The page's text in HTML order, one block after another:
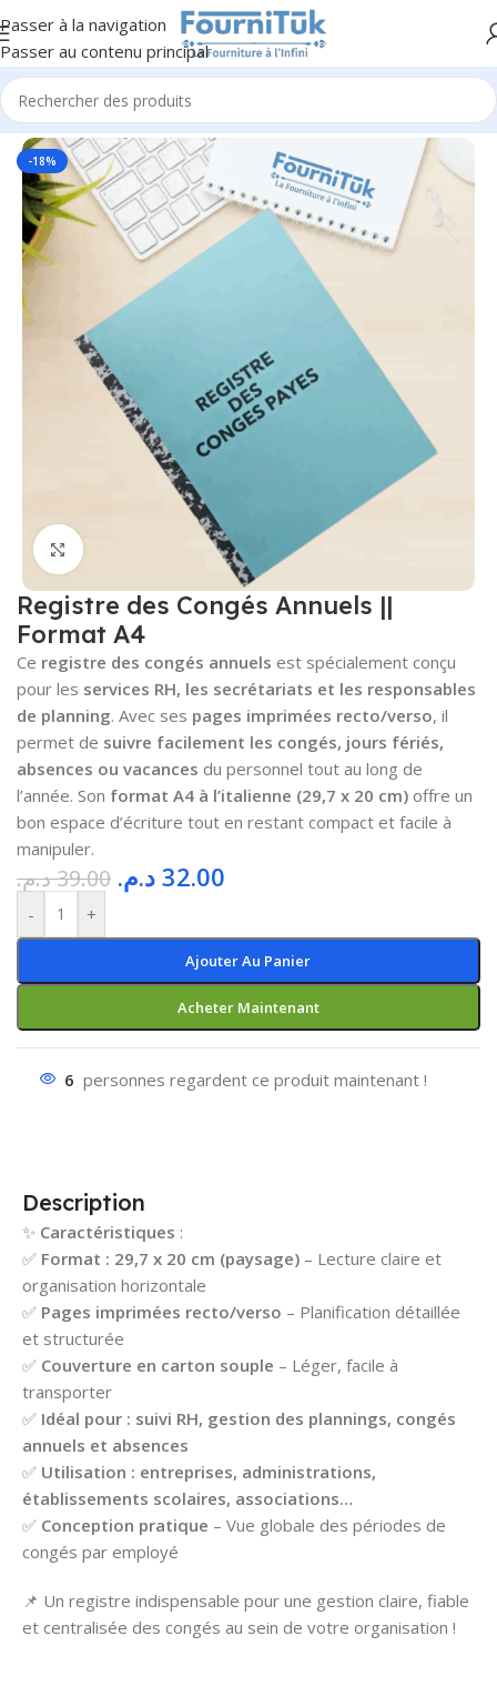
Passer à la navigation
Passer au contenu principal
Accueil/Fourniture de Bureau/Accessoires de Bureau
-18%
Cliquez pour agrandir
Registre des Congés Annuels ||
Format A4
Ce registre des congés annuels est spécialement conçu
pour les services RH, les secrétariats et les responsables
de planning. Avec ses pages imprimées recto/verso, il
permet de suivre facilement les congés, jours fériés,
absences ou vacances du personnel tout au long de
l’année. Son format A4 à l’italienne (29,7 x 20 cm) offre un
bon espace d’écriture tout en restant compact et facile à
manipuler.
39.00د.م. 32.00 د.م.
- +
Ajouter Au Panier
Acheter Maintenant
6 personnes regardent ce produit maintenant !
Description
✨ Caractéristiques :
✅ Format : 29,7 x 20 cm (paysage) – Lecture claire et
organisation horizontale
✅ Pages imprimées recto/verso – Planification détaillée
et structurée
✅ Couverture en carton souple – Léger, facile à
transporter
✅ Idéal pour : suivi RH, gestion des plannings, congés
annuels et absences
✅ Utilisation : entreprises, administrations,
établissements scolaires, associations…
✅ Conception pratique – Vue globale des périodes de
congés par employé
📌 Un registre indispensable pour une gestion claire, fiable
et centralisée des congés au sein de votre organisation !